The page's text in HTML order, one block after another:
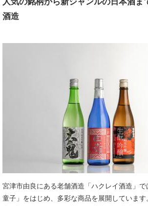
酒造
宮津市由良にある老舗酒造「ハクレイ酒造」
童子」をはじめ、多彩な商品を展開しています